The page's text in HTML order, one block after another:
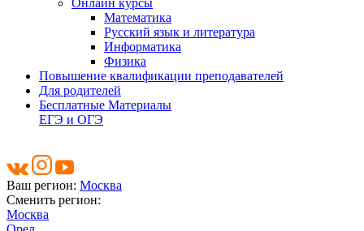
Онлайн курсы
Математика
Русский язык и литература
Информатика
Физика
Повышение квалификации преподавателей
Для родителей
Бесплатные Материалы
ЕГЭ и ОГЭ
Ваш регион: Москва
Сменить регион:
Москва